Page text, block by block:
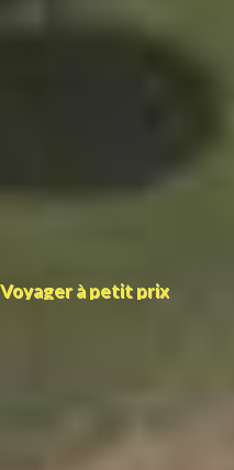
Voyager à petit prix